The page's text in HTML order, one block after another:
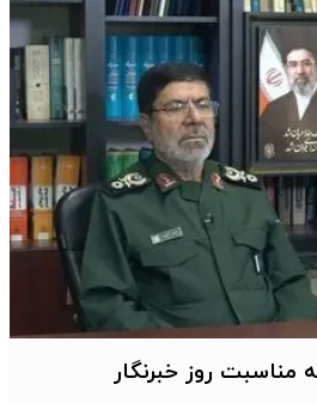
مناسبت روز خبرنگار